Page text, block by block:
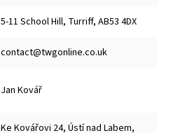
5-11 School Hill, Turriff, AB53 4DX
contact@twgonline.co.uk
Jan Kovář
Ke Kovářovi 24, Ústí nad Labem,